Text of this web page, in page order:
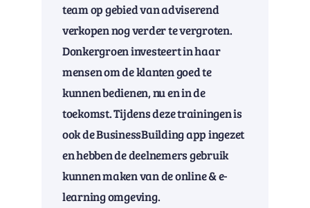
team op gebied van adviserend
verkopen nog verder te vergroten.
Donkergroen investeert in haar
mensen om de klanten goed te
kunnen bedienen, nu en in de
toekomst. Tijdens deze trainingen is
ook de BusinessBuilding app ingezet
en hebben de deelnemers gebruik
kunnen maken van de online & e-
learning omgeving.